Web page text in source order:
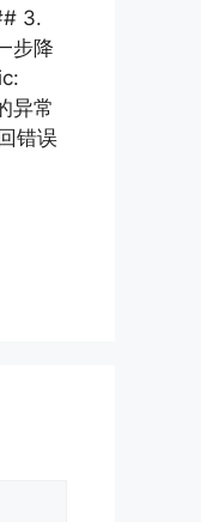
3.
步降
异常
错误